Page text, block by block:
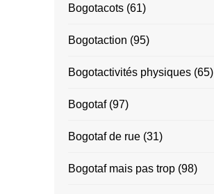
Bogotacots(61)
Bogotaction (95)
Bogotactivités physiques(65)
Bogotaf(97)
Bogotaf de rue(31)
Bogotaf mais pas trop(98)